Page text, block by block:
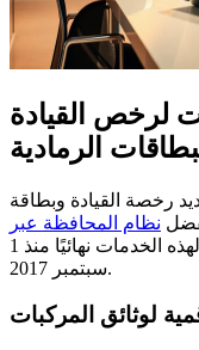
لرخص القيادة
الرمادية
رخصة القيادة وبطاقة
نظام المحافظة عبر
. تم إغلاق الإجراءات الإدارية لهذه الخدمات نهائيًا منذ 1
سبتمبر 2017.
لوثائق المركبات